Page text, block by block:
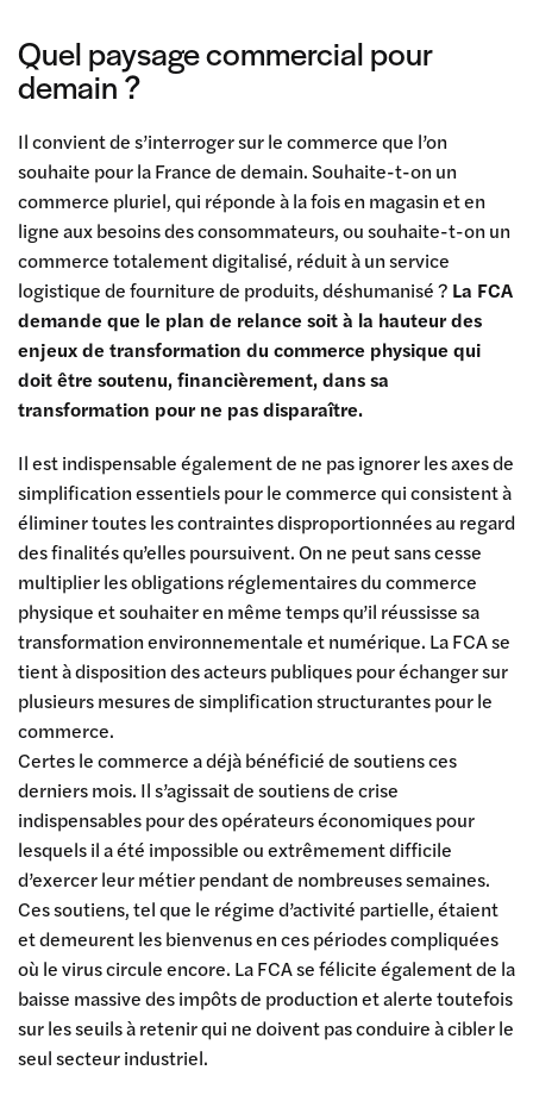
Quel paysage commercial pour
demain ?
Il convient de s’interroger sur le commerce que l’on
souhaite pour la France de demain. Souhaite-t-on un
commerce pluriel, qui réponde à la fois en magasin et en
ligne aux besoins des consommateurs, ou souhaite-t-on un
commerce totalement digitalisé, réduit à un service
logistique de fourniture de produits, déshumanisé ? La FCA
demande que le plan de relance soit à la hauteur des
enjeux de transformation du commerce physique qui
doit être soutenu, financièrement, dans sa
transformation pour ne pas disparaître.
Il est indispensable également de ne pas ignorer les axes de
simplification essentiels pour le commerce qui consistent à
éliminer toutes les contraintes disproportionnées au regard
des finalités qu’elles poursuivent. On ne peut sans cesse
multiplier les obligations réglementaires du commerce
physique et souhaiter en même temps qu’il réussisse sa
transformation environnementale et numérique. La FCA se
tient à disposition des acteurs publiques pour échanger sur
plusieurs mesures de simplification structurantes pour le
commerce.
Certes le commerce a déjà bénéficié de soutiens ces
derniers mois. Il s’agissait de soutiens de crise
indispensables pour des opérateurs économiques pour
lesquels il a été impossible ou extrêmement difficile
d’exercer leur métier pendant de nombreuses semaines.
Ces soutiens, tel que le régime d’activité partielle, étaient
et demeurent les bienvenus en ces périodes compliquées
où le virus circule encore. La FCA se félicite également de la
baisse massive des impôts de production et alerte toutefois
sur les seuils à retenir qui ne doivent pas conduire à cibler le
seul secteur industriel.